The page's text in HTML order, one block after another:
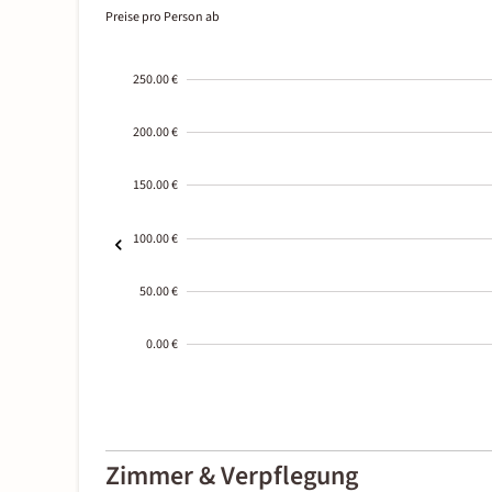
Preise pro Person ab
250.00 €
200.00 €
150.00 €
100.00 €
50.00 €
0.00 €
01-02
Zimmer & Verpflegung